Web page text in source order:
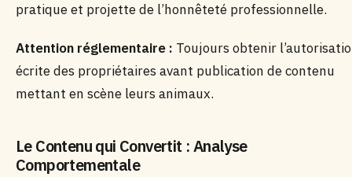
pratique et projette de l’honnêteté professionnelle.
Attention réglementaire : Toujours obtenir
écrite des propriétaires avant publication de contenu
mettant en scène leurs animaux.
Le Contenu qui Convertit : Analyse
Comportementale